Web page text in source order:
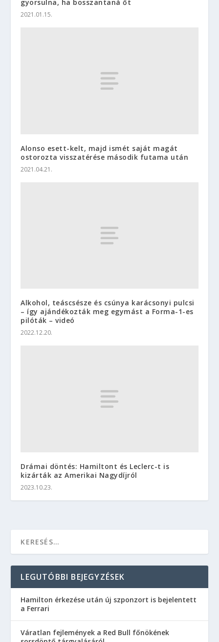
gyorsulna, ha bosszantaná őt
2021.01.15.
Alonso esett-kelt, majd ismét saját magát
ostorozta visszatérése második futama után
2021.04.21.
Alkohol, teáscsésze és csúnya karácsonyi pulcsi
– így ajándékozták meg egymást a Forma-1-es
pilóták – videó
2022.12.20.
Drámai döntés: Hamiltont és Leclerc-t is
kizárták az Amerikai Nagydíjról
2023.10.23.
LEGUTÓBBI BEJEGYZÉSEK
Hamilton érkezése után új szponzort is bejelentett
a Ferrari
Váratlan fejlemények a Red Bull főnökének